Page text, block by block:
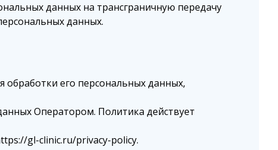
данных на трансграничную передачу
данных.
его персональных данных,
Оператором. Политика действует
gl-clinic.ru/privacy-policy.